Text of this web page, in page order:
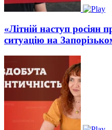
«Літній наступ росіян
ситуацію на